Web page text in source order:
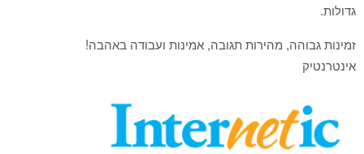
גדולות.
זמינות גבוהה, מהירות תגובה, אמינות ועבודה באהבה!
אינטרנטיק